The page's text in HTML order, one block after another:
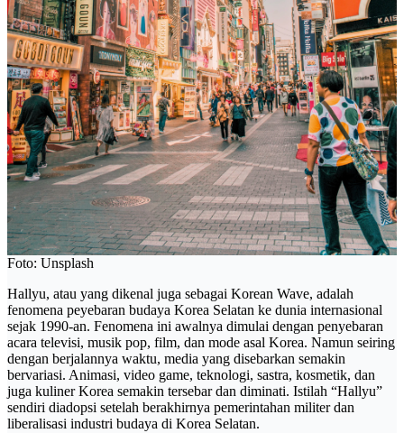
Foto: Unsplash
Hallyu, atau yang dikenal juga sebagai Korean Wave, adalah
fenomena peyebaran budaya Korea Selatan ke dunia internasional
sejak 1990-an. Fenomena ini awalnya dimulai dengan penyebaran
acara televisi, musik pop, film, dan mode asal Korea. Namun seiring
dengan berjalannya waktu, media yang disebarkan semakin
bervariasi. Animasi, video game, teknologi, sastra, kosmetik, dan
juga kuliner Korea semakin tersebar dan diminati. Istilah “Hallyu”
sendiri diadopsi setelah berakhirnya pemerintahan militer dan
liberalisasi industri budaya di Korea Selatan.